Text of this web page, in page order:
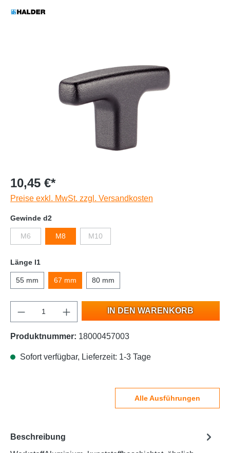
10,45 €*
Preise exkl. MwSt. zzgl. Versandkosten
Gewinde d2
M6 M8 M10
Länge l1
55 mm 67 mm 80 mm
IN DEN WARENKORB
Produktnummer: 18000457003
Sofort verfügbar, Lieferzeit: 1-3 Tage
Alle Ausführungen
Beschreibung